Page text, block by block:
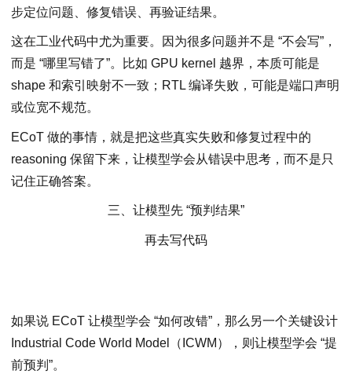
步定位问题、修复错误、再验证结果。
这在工业代码中尤为重要。因为很多问题并不是 “不会写”，
而是 “哪⾥写错了”。比如 GPU kernel 越界，本质可能是
shape 和索引映射不一致；RTL 编译失败，可能是端口声明
或位宽不规范。
ECoT 做的事情，就是把这些真实失败和修复过程中的
reasoning 保留下来，让模型学会从错误中思考，而不是只
记住正确答案。
三、让模型先 “预判结果”
再去写代码
如果说 ECoT 让模型学会 “如何改错”，那么另⼀个关键设计
Industrial Code World Model（ICWM），则让模型学会 “提
前预判”。